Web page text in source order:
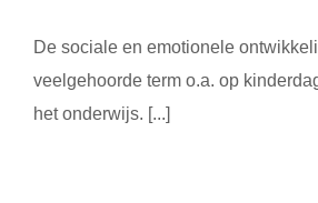
De sociale en emotionele
veelgehoorde term o.a. op
het onderwijs. [...]